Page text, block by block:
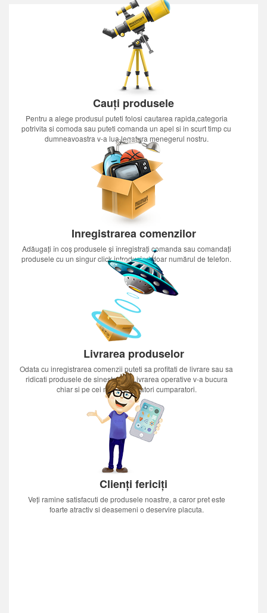
Cauți produsele
Pentru a alege produsul puteti folosi cautarea rapida,categoria
potrivita si comoda sau puteti comanda un apel si in scurt timp cu
dumneavoastra v-a lua legatura menegerul nostru.
Inregistrarea comenzilor
Adăugați în coș produsele și înregistrați comanda sau comandați
produsele cu un singur click introducînd doar numărul de telefon.
Livrarea produselor
Odata cu inregistrarea comenzii puteti sa profitati de livrare sau sa
ridicati produsele de sinestatator.Livrarea operative v-a bucura
chiar si pe cei mai nerabdatori cumparatori.
Clienți fericiți
Veți ramine satisfacuti de produsele noastre, a caror pret este
foarte atractiv si deasemeni o deservire placuta.